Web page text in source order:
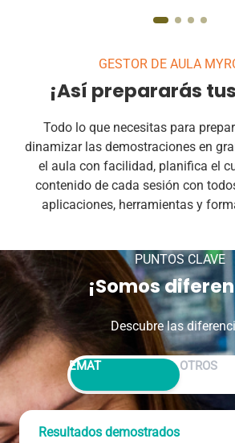
GESTOR DE AULA
¡Así prepararás
Todo lo que necesitas para
dinamizar las demostraciones en
el aula con facilidad, planifica el
contenido de cada sesión con
aplicaciones, herramientas y
PUNTOS CLAVE
¡Somos
Descubre las
Alternar entre EMAT y Otros
EMAT OTROS
Resultados demostrados